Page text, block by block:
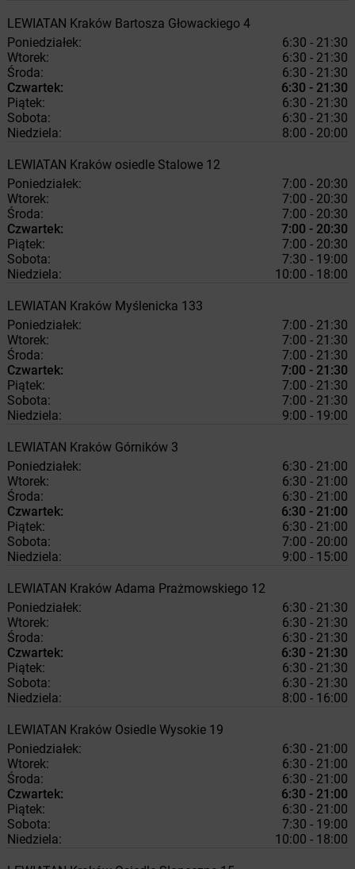
LEWIATAN Kraków Bartosza Głowackiego 4
Poniedziałek:
6:30 - 21:30
Wtorek:
6:30 - 21:30
Środa:
6:30 - 21:30
Czwartek:
6:30 - 21:30
Piątek:
6:30 - 21:30
Sobota:
6:30 - 21:30
Niedziela:
8:00 - 20:00
LEWIATAN Kraków osiedle Stalowe 12
Poniedziałek:
7:00 - 20:30
Wtorek:
7:00 - 20:30
Środa:
7:00 - 20:30
Czwartek:
7:00 - 20:30
Piątek:
7:00 - 20:30
Sobota:
7:30 - 19:00
Niedziela:
10:00 - 18:00
LEWIATAN Kraków Myślenicka 133
Poniedziałek:
7:00 - 21:30
Wtorek:
7:00 - 21:30
Środa:
7:00 - 21:30
Czwartek:
7:00 - 21:30
Piątek:
7:00 - 21:30
Sobota:
7:00 - 21:30
Niedziela:
9:00 - 19:00
LEWIATAN Kraków Górników 3
Poniedziałek:
6:30 - 21:00
Wtorek:
6:30 - 21:00
Środa:
6:30 - 21:00
Czwartek:
6:30 - 21:00
Piątek:
6:30 - 21:00
Sobota:
7:00 - 20:00
Niedziela:
9:00 - 15:00
LEWIATAN Kraków Adama Prażmowskiego 12
Poniedziałek:
6:30 - 21:30
Wtorek:
6:30 - 21:30
Środa:
6:30 - 21:30
Czwartek:
6:30 - 21:30
Piątek:
6:30 - 21:30
Sobota:
6:30 - 21:30
Niedziela:
8:00 - 16:00
LEWIATAN Kraków Osiedle Wysokie 19
Poniedziałek:
6:30 - 21:00
Wtorek:
6:30 - 21:00
Środa:
6:30 - 21:00
Czwartek:
6:30 - 21:00
Piątek:
6:30 - 21:00
Sobota:
7:30 - 19:00
Niedziela:
10:00 - 18:00